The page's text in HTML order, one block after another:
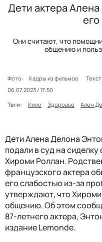
Дети актера
Они считают, что
общению и
Фото: Кадры из фильмов
06.07.2023 / 17:50
Теги:
Кино Здоровье Ален
Дети Алена Делона
подали в суд на
Хироми Роллан.
французского актера
его слабостью из-за
утверждают, что
общению. Об этом
87-летнего актера,
издание Lemonde.